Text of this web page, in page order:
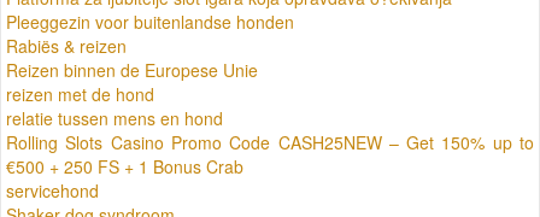
Pleeggezin voor buitenlandse honden
Rabiës & reizen
Reizen binnen de Europese Unie
reizen met de hond
relatie tussen mens en hond
Rolling Slots Casino Promo Code CASH25NEW – Get 150% up to
€500 + 250 FS + 1 Bonus Crab
servicehond